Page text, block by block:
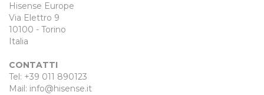
Hisense Europe
Via Elettro 9
10100 - Torino
Italia
CONTATTI
Tel: +39 011 890123
Mail: info@hisense.it